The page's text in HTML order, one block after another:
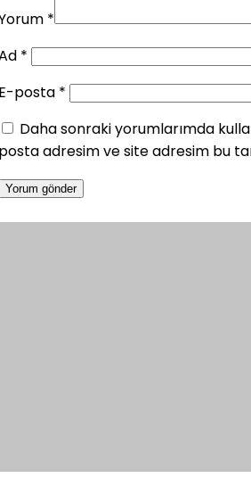
*
*
posta *
Daha sonraki yorumlarımda
adresim ve site adresim bu